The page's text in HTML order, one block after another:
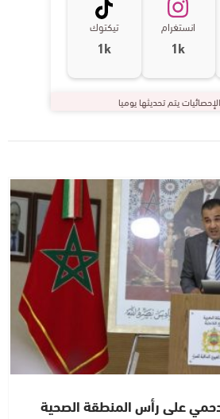
انستغرام
1k
تيكتوك
1k
يتم تحديثها يوميا
على رأس المنطقة الصحية